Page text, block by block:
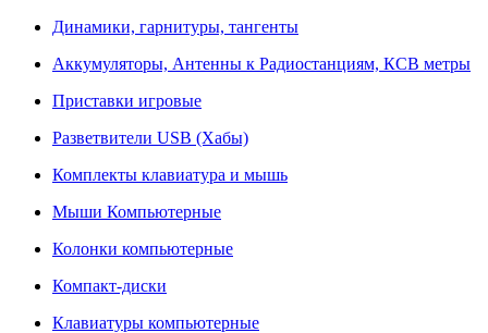
Динамики, гарнитуры, тангенты
Аккумуляторы, Антенны к Радиостанциям, КСВ метры
Приставки игровые
Разветвители USB (Хабы)
Комплекты клавиатура и мышь
Мыши Компьютерные
Колонки компьютерные
Компакт-диски
Клавиатуры компьютерные